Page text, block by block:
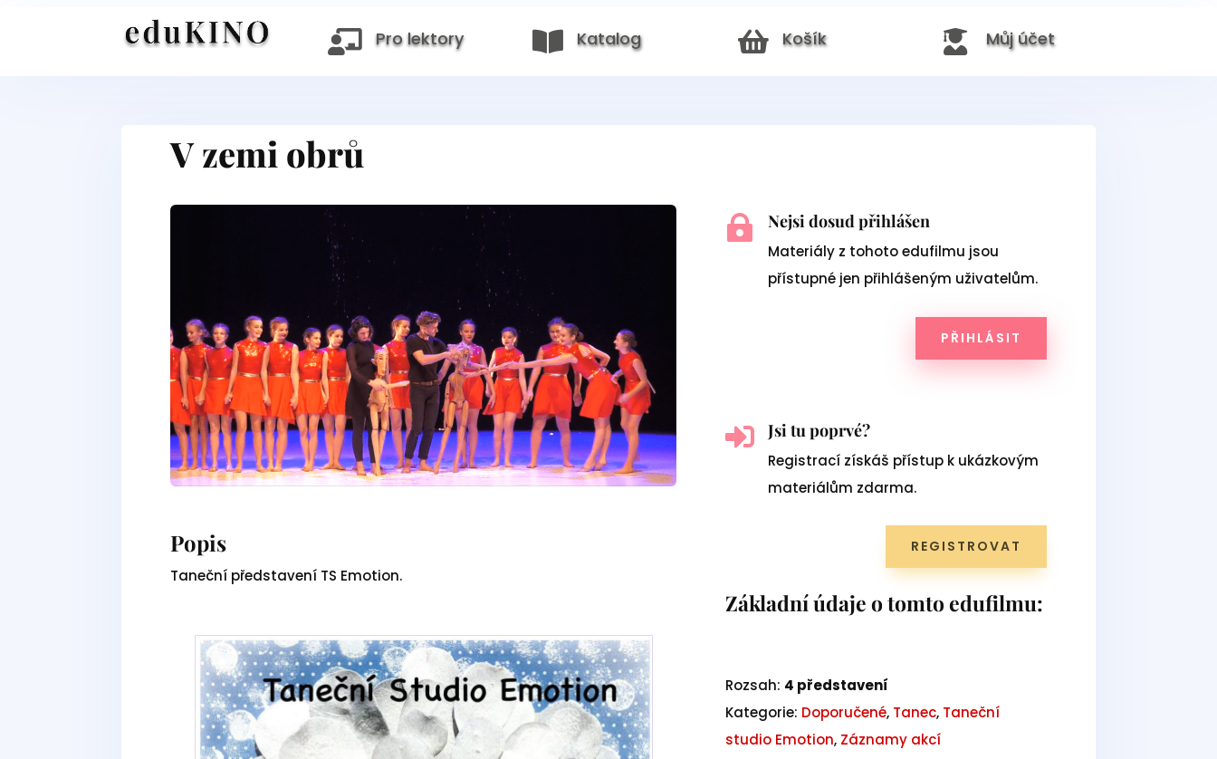
 Pro lektory  Katalog  Košík  Můj účet
V zemi obrů
Popis
Taneční představení TS Emotion.
 Nejsi dosud přihlášen
Materiály z tohoto edufilmu jsou
přístupné jen přihlášeným uživatelům.
PŘIHLÁSIT
 Jsi tu poprvé?
Registrací získáš přístup k ukázkovým
materiálům zdarma.
REGISTROVAT
Základní údaje o tomto edufilmu:
Rozsah: 4 představení
Kategorie: Doporučené, Tanec, Taneční
studio Emotion, Záznamy akcí